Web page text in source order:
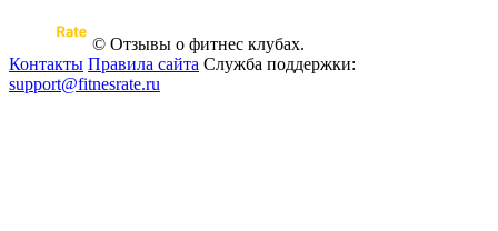
© Отзывы о фитнес клубах.
Контакты Правила сайта Служба поддержки:
support@fitnesrate.ru